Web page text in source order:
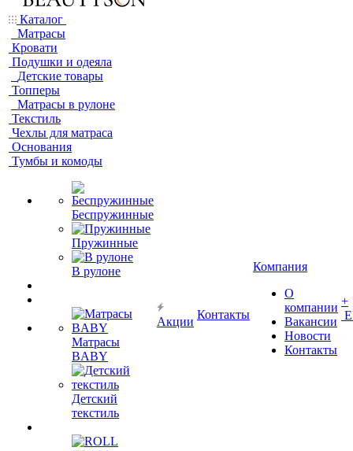
Каталог
Матрасы
Кровати
Подушки и одеяла
Детские товары
Топперы
Матрасы в рулоне
Текстиль
Чехлы для матраса
Основания
Тумбы и комоды
Беспружинные
Пружинные
В рулоне
Матрасы
BABY
Детский
текстиль
Акции
Контакты
Компания
О
компании
Вакансии
Новости
Контакты
+